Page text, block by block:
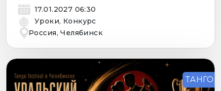
17.01.2027 06:30
Уроки, Конкурс
Россия, Челябинск
ТАНГО